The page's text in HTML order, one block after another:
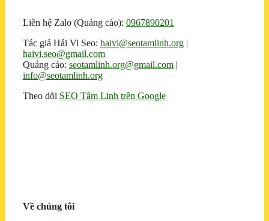
Liên hệ Zalo (Quảng cáo): 0967890201
Tác giả Hải Vi Seo: haivi@seotamlinh.org
haivi.seo@gmail.com
Quảng cáo: seotamlinh.org@gmail.com
info@seotamlinh.org
Theo dõi SEO Tâm Linh trên Google
Về chúng tôi